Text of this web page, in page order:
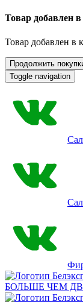
Товар добавлен в
Товар добавлен в
Продолжить
Toggle navigation
БОЛЬШЕ ЧЕМ